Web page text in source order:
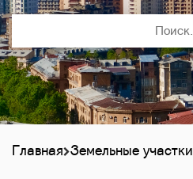
Главная Земельные участки